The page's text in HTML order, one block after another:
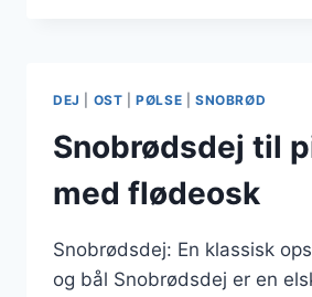
DEJ OST |PØLSE SNOBRØD
Snobrødsdej til
med flødeosk
Snobrødsdej: En klassisk
og bål Snobrødsdej er en